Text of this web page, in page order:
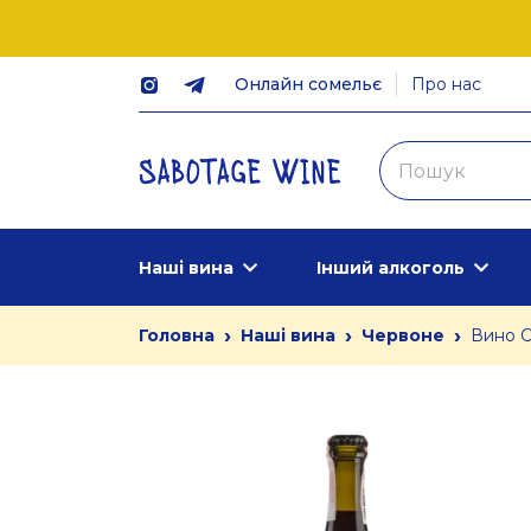
Онлайн сомельє Про нас
Наші вина Інший алкоголь
Головна › Наші вина › Червоне › Вино